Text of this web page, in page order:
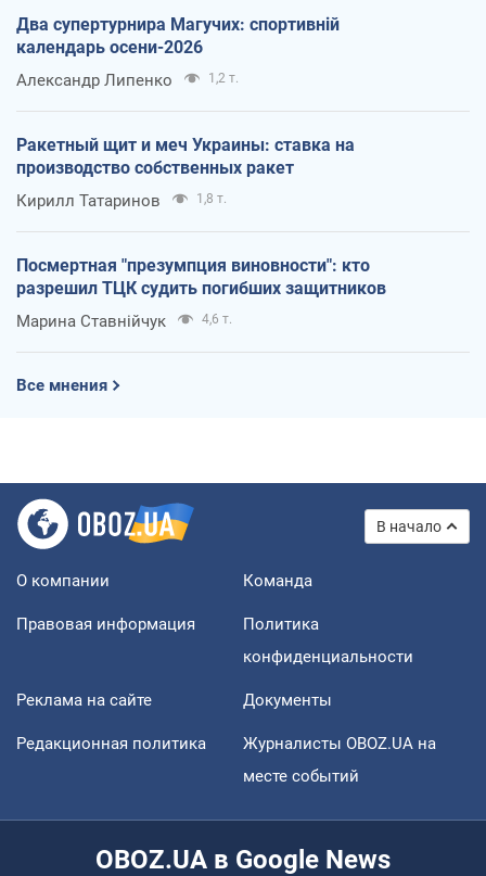
Два супертурнира Магучих: спортивній
календарь осени-2026
Александр Липенко 1,2 т.
Ракетный щит и меч Украины: ставка на
производство собственных ракет
Кирилл Татаринов 1,8 т.
Посмертная "презумпция виновности": кто
разрешил ТЦК судить погибших защитников
Марина Ставнійчук 4,6 т.
Все мнения
В начало
О компании Команда
Правовая информация
Политика
конфиденциальности
Реклама на сайте Документы
Редакционная политика
Журналисты OBOZ.UA на
месте событий
OBOZ.UA в Google News